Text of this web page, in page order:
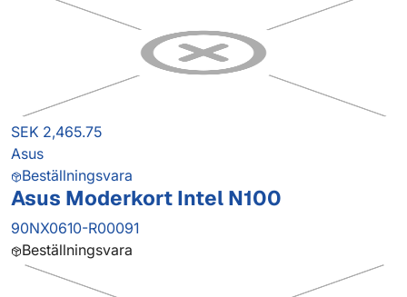
SEK 2,465.75
Asus
Beställningsvara
Asus Moderkort Intel N100
90NX0610-R00091
Beställningsvara